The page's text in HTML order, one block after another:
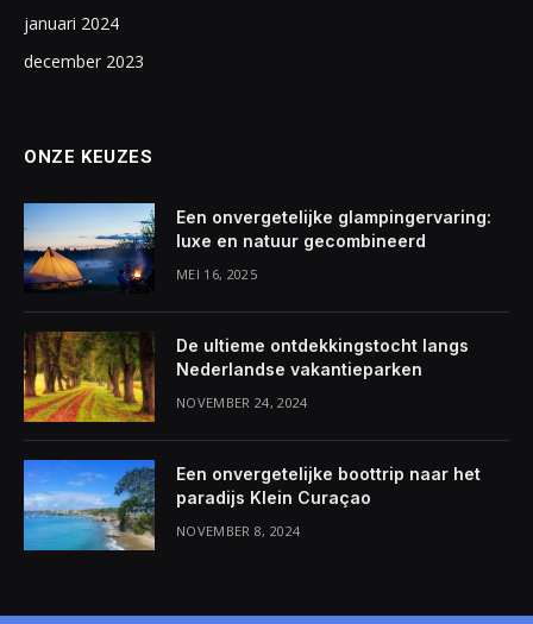
januari 2024
december 2023
ONZE KEUZES
Een onvergetelijke glampingervaring:
luxe en natuur gecombineerd
MEI 16, 2025
De ultieme ontdekkingstocht langs
Nederlandse vakantieparken
NOVEMBER 24, 2024
Een onvergetelijke boottrip naar het
paradijs Klein Curaçao
NOVEMBER 8, 2024